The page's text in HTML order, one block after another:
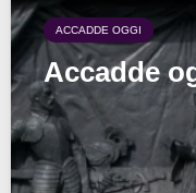
ACCADDE OGGI
Accadde